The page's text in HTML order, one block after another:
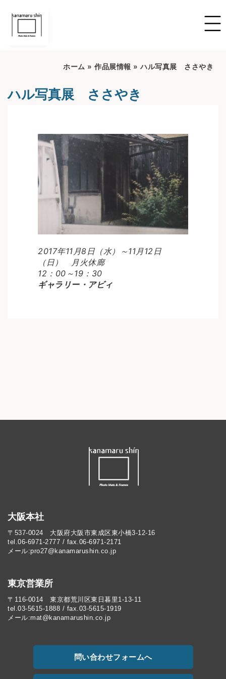
ホーム » 作品展情報 »ハル写真展 ささやき
ハル写真展 ささやき
2017年11月8日（水）～11月12日
（日） 月火休廊
12：00～19：30
ギャラリー・アビィ
大阪本社
〒537-0024 大阪府大阪市東成区東小橋3-12-16
tel.06-6971-2777 / fax.06-6971-2171
メール:pro27@kanamarushin.co.jp​
東京営業所
〒116-0014 東京都荒川区東日暮里1-13-11
tel.03-5615-1888 / fax.03-5615-1919
メール:mat@kanamarushin.co.jp
問い合わせフォームへ